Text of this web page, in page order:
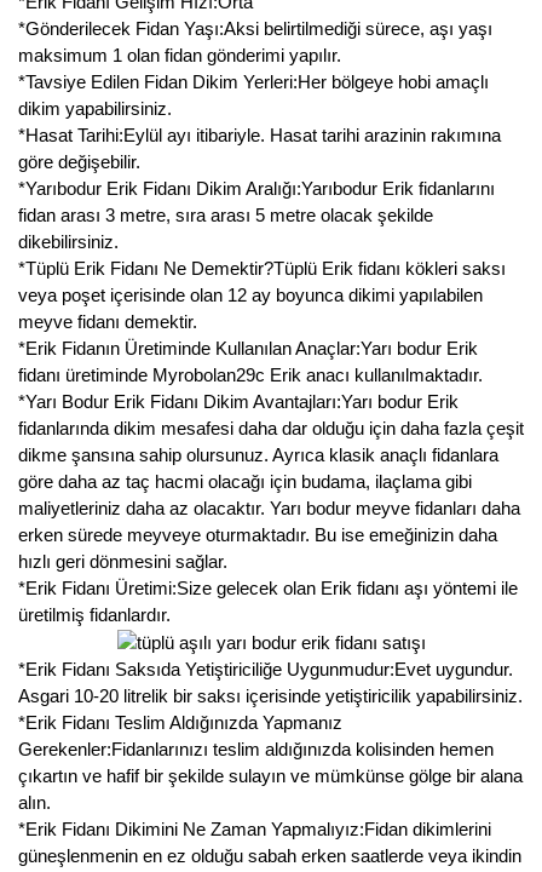
*Gönderilecek Fidan Yaşı:Aksi belirtilmediği sürece, aşı yaşı
maksimum 1 olan fidan gönderimi yapılır.
*Tavsiye Edilen Fidan Dikim Yerleri:Her bölgeye hobi amaçlı
dikim yapabilirsiniz.
*Hasat Tarihi:Eylül ayı itibariyle. Hasat tarihi arazinin rakımına
göre değişebilir.
*Yarıbodur Erik Fidanı Dikim Aralığı:Yarıbodur Erik fidanlarını
fidan arası 3 metre, sıra arası 5 metre olacak şekilde
dikebilirsiniz.
*Tüplü Erik Fidanı Ne Demektir?Tüplü Erik fidanı kökleri saksı
veya poşet içerisinde olan 12 ay boyunca dikimi yapılabilen
meyve fidanı demektir.
*Erik Fidanın Üretiminde Kullanılan Anaçlar:Yarı bodur Erik
fidanı üretiminde Myrobolan29c Erik anacı kullanılmaktadır.
*Yarı Bodur Erik Fidanı Dikim Avantajları:Yarı bodur Erik
fidanlarında dikim mesafesi daha dar olduğu için daha fazla çeşit
dikme şansına sahip olursunuz. Ayrıca klasik anaçlı fidanlara
göre daha az taç hacmi olacağı için budama, ilaçlama gibi
maliyetleriniz daha az olacaktır. Yarı bodur meyve fidanları daha
erken sürede meyveye oturmaktadır. Bu ise emeğinizin daha
hızlı geri dönmesini sağlar.
*Erik Fidanı Üretimi:Size gelecek olan Erik fidanı aşı yöntemi ile
üretilmiş fidanlardır.
*Erik Fidanı Saksıda Yetiştiriciliğe Uygunmudur:Evet uygundur.
Asgari 10-20 litrelik bir saksı içerisinde yetiştiricilik yapabilirsiniz.
*Erik Fidanı Teslim Aldığınızda Yapmanız
Gerekenler:Fidanlarınızı teslim aldığınızda kolisinden hemen
çıkartın ve hafif bir şekilde sulayın ve mümkünse gölge bir alana
alın.
*Erik Fidanı Dikimini Ne Zaman Yapmalıyız:Fidan dikimlerini
güneşlenmenin en ez olduğu sabah erken saatlerde veya ikindin